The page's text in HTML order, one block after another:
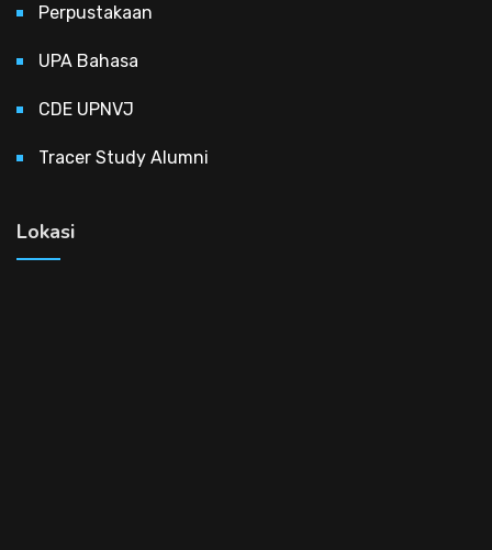
Perpustakaan
UPA Bahasa
CDE UPNVJ
Tracer Study Alumni
Lokasi